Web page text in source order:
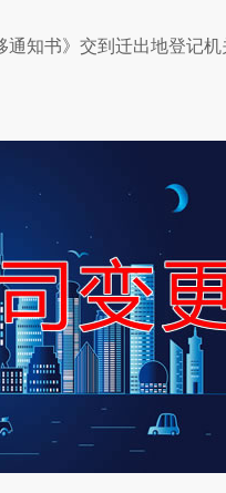
知书》交到迁出地登记